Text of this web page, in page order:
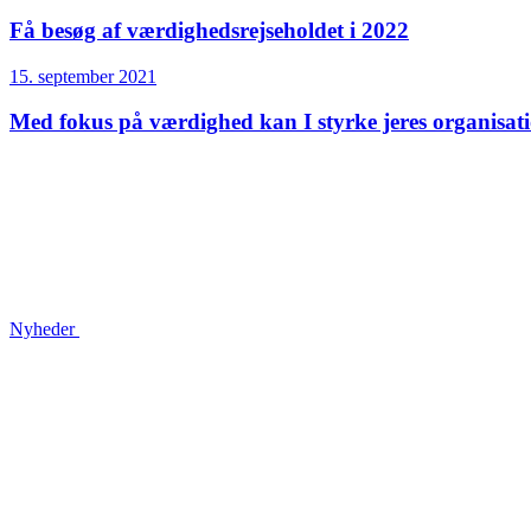
Få besøg af værdighedsrejseholdet i 2022
15. september 2021
Med fokus på værdighed kan I styrke jeres
Nyheder